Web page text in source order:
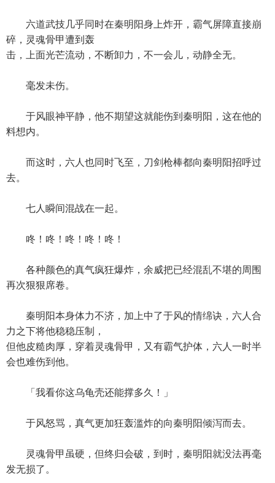
六道武技几乎同时在秦明阳身上炸开，霸气屏障直接崩
碎，灵魂骨甲遭到轰
击，上面光芒流动，不断卸力，不一会儿，动静全无。
毫发未伤。
于风眼神平静，他不期望这就能伤到秦明阳，这在他的
料想内。
而这时，六人也同时飞至，刀剑枪棒都向秦明阳招呼过
去。
七人瞬间混战在一起。
咚！咚！咚！咚！咚！
各种颜色的真气疯狂爆炸，余威把已经混乱不堪的周围
再次狠狠席卷。
秦明阳本身体力不济，加上中了于风的情绵诀，六人合
力之下将他稳稳压制，
但他皮糙肉厚，穿着灵魂骨甲，又有霸气护体，六人一时半
会也难伤到他。
「我看你这乌龟壳还能撑多久！」
于风怒骂，真气更加狂轰滥炸的向秦明阳倾泻而去。
灵魂骨甲虽硬，但终归会破，到时，秦明阳就没法再毫
发无损了。